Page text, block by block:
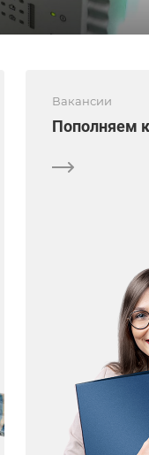
Вакансии
Пополняем